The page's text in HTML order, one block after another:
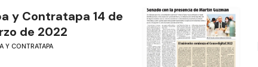
y Contratapa 14 de
de 2022
Y CONTRATAPA